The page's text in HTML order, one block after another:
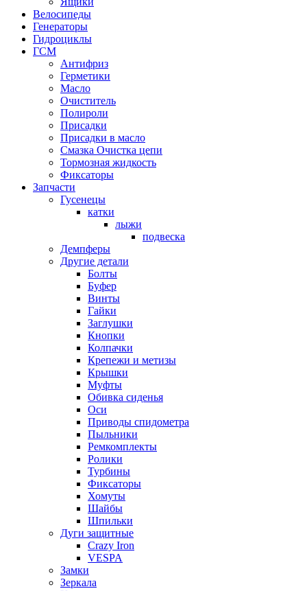
Велосипеды
Генераторы
Гидроциклы
ГСМ
Антифриз
Герметики
Масло
Очиститель
Полироли
Присадки
Присадки в масло
Смазка Очистка цепи
Тормозная жидкость
Фиксаторы
Запчасти
Гусенецы
катки
лыжи
подвеска
Демпферы
Другие детали
Болты
Буфер
Винты
Гайки
Заглушки
Кнопки
Колпачки
Крепежи и метизы
Крышки
Муфты
Обивка сиденья
Оси
Приводы спидометра
Пыльники
Ремкомплекты
Ролики
Турбины
Фиксаторы
Хомуты
Шайбы
Шпильки
Дуги защитные
Crazy Iron
VESPA
Замки
Зеркала